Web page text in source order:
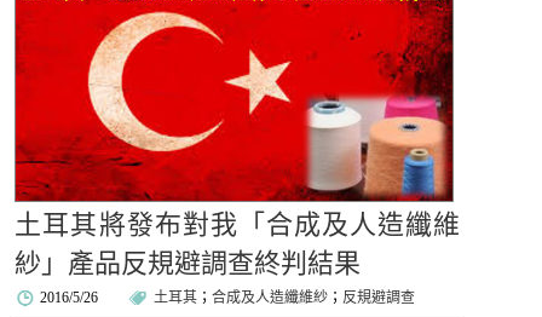
土耳其將發布對我「合成及人造纖維
紗」產品反規避調查終判結果
2016/5/26 土耳其 ；合成及人造纖維紗 ； 反規避調查